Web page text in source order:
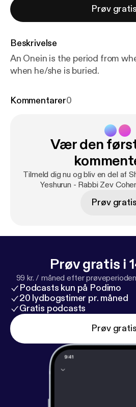
Prøv gratis
Beskrivelse
An Onein is the period from
when he/she is buried.
Kommentarer0
Vær den
Tilmeld dig nu og bliv en del af
Yeshurun - Rabbi Zev
Prøv gratis
Prøv gratis i
99 kr. / måned efter
Podcasts kun på Podimo
20 lydbogstimer pr. måned
Gratis podcasts
Prøv gratis